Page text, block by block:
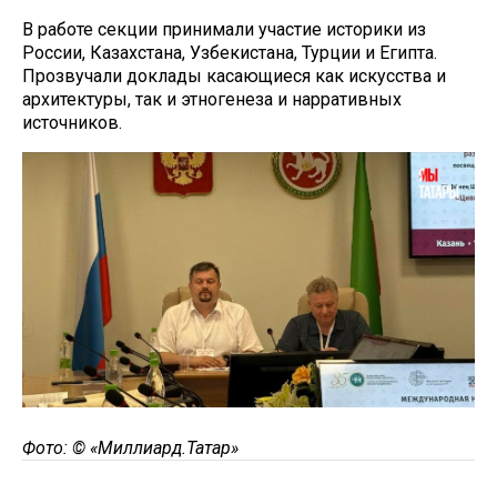
В работе секции принимали участие историки из
России, Казахстана, Узбекистана, Турции и Египта.
Прозвучали доклады касающиеся как искусства и
архитектуры, так и этногенеза и нарративных
источников.
Фото: © «Миллиард.Татар»